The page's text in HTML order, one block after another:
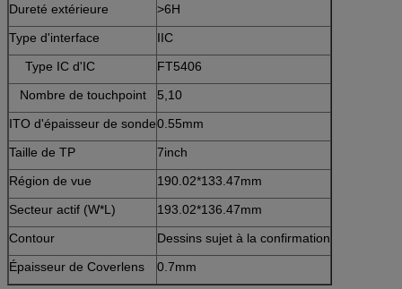
Dureté extérieure
>6H
Type d'interface
IIC
Type IC d'IC
FT5406
Nombre de touchpoint
5,10
ITO d'épaisseur de sonde0.55mm
Taille de TP
7inch
Région de vue
190.02*133.47mm
Secteur actif (W*L)
193.02*136.47mm
Contour
Dessins sujet à la confirmation
Épaisseur de Coverlens
0.7mm